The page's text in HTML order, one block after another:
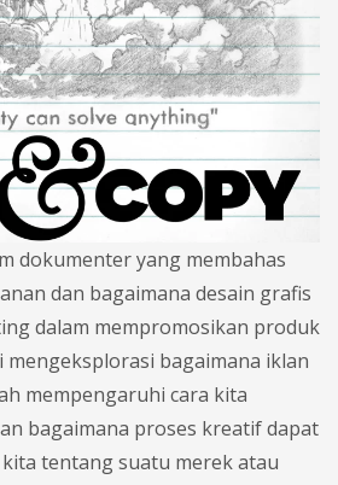
dokumenter yang membahas
dan bagaimana desain grafis
dalam mempromosikan produk
mengeksplorasi bagaimana iklan
mempengaruhi cara kita
bagaimana proses kreatif dapat
tentang suatu merek atau